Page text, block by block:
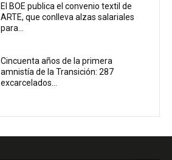
El BOE publica el convenio textil de
ARTE, que conlleva alzas salariales
para...
Cincuenta años de la primera
amnistía de la Transición: 287
excarcelados...